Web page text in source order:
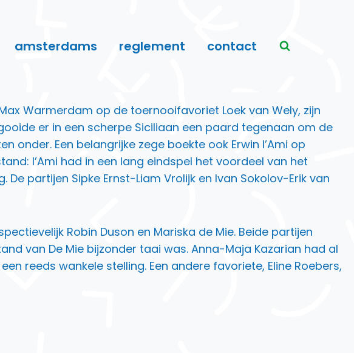
amsterdams reglement contact
Warmerdam op de toernooifavoriet Loek van Wely, zijn
er in een scherpe Siciliaan een paard tegenaan om de
onder. Een belangrijke zege boekte ook Erwin l’Ami op
l’Ami had in een lang eindspel het voordeel van het
partijen Sipke Ernst-Liam Vrolijk en Ivan Sokolov-Erik van
Robin Duson en Mariska de Mie. Beide partijen
van De Mie bijzonder taai was. Anna-Maja Kazarian had al
reeds wankele stelling. Een andere favoriete, Eline Roebers,